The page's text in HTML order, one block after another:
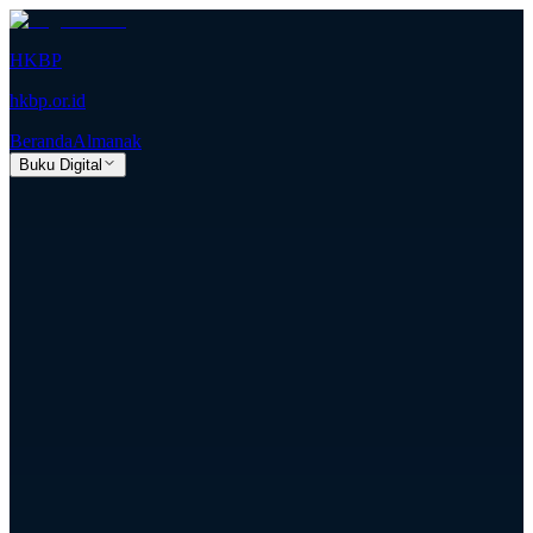
HKBP
hkbp.or.id
BerandaAlmanak
Buku Digital